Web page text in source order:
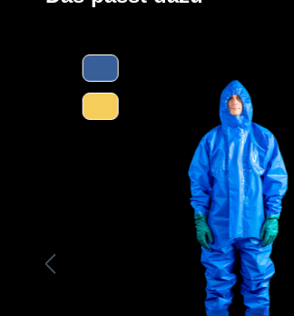
Abseits dessen hat der Stiefel mit
Ein weiteres Highlight des speziellen
behält der Stiefel seine chemische
möglicherweise an Glanz und Farbe
Sonnenlicht, Hitze und Feuchtigkeit